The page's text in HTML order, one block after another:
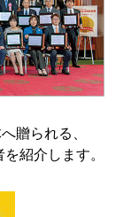
贈られる、
紹介します。